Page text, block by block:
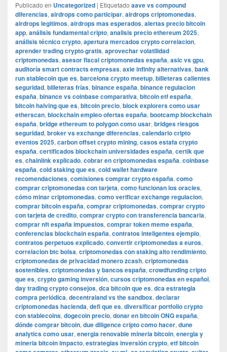
Publicado en Uncategorized | Etiquetado aave vs compound
diferencias, airdrops como participar, airdrops criptomonedas,
airdrops legitimos, airdrops mas esperados, alertas precio bitcoin
app, análisis fundamental cripto, analisis precio ethereum 2025,
análisis técnico crypto, apertura mercados crypto correlacion,
aprender trading crypto gratis, aprovechar volatilidad
criptomonedas, asesor fiscal criptomonedas españa, asic vs gpu,
auditoría smart contracts empresas, axie infinity alternativas, bank
run stablecoin que es, barcelona crypto meetup, billeteras calientes
seguridad, billeteras frías, binance españa, binance regulacion
españa, binance vs coinbase comparativa, bitcoin etf españa,
bitcoin halving que es, bitcoin precio, block explorers como usar
etherscan, blockchain empleo ofertas españa, bootcamp blockchain
españa, bridge ethereum to polygon como usar, bridges riesgos
seguridad, broker vs exchange diferencias, calendario cripto
eventos 2025, carbon offset crypto mining, casos estafa crypto
españa, certificados blockchain universidades españa, certik que
es, chainlink explicado, cobrar en criptomonedas españa, coinbase
españa, cold staking que es, cold wallet hardware
recomendaciones, comisiones comprar crypto españa, como
comprar criptomonedas con tarjeta, como funcionan los oracles,
cómo minar criptomonedas, como verificar exchange regulacion,
comprar bitcoin españa, comprar criptomonedas, comprar crypto
con tarjeta de credito, comprar crypto con transferencia bancaria,
comprar nft españa impuestos, comprar token meme españa,
conferencias blockchain españa, contratos inteligentes ejemplo,
contratos perpetuos explicado, convertir criptomonedas a euros,
correlacion btc bolsa, criptomonedas con staking alto rendimiento,
criptomonedas de privacidad monero zcash, criptomonedas
sostenibles, criptomonedas y bancos españa, crowdfunding cripto
que es, crypto gaming inversión, cursos criptomonedas en español,
day trading crypto consejos, dca bitcoin que es, dca estrategia
compra periódica, decentraland vs the sandbox, declarar
criptomonedas hacienda, defi que es, diversificar portfolio crypto
con stablecoins, dogecoin precio, donar en bitcoin ONG españa,
dónde comprar bitcoin, due diligence cripto como hacer, dune
analytics como usar, energia renovable mineria bitcoin, energia y
mineria bitcoin impacto, estrategias inversión crypto, etf bitcoin